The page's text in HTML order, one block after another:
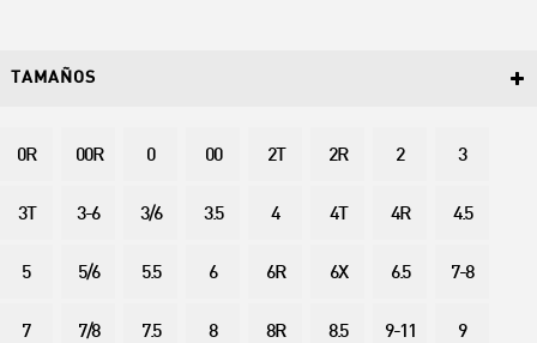
TAMAÑOS
0R 00R 0 00 2T 2R 2 3
3T 3-6 3/6 3.5 4 4T 4R 4.5
5 5/6 5.5 6 6R 6X 6.5 7-8
7 7/8 7.5 8 8R 8.5 9-11 9